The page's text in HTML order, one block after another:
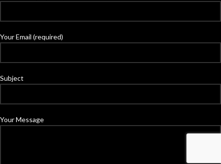
Your Email (required)
Subject
Your Message